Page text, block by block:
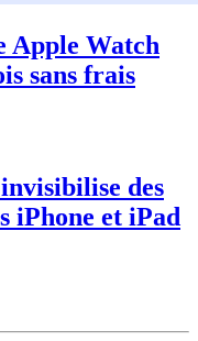
Apple Watch
sans frais
des
iPhone et iPad